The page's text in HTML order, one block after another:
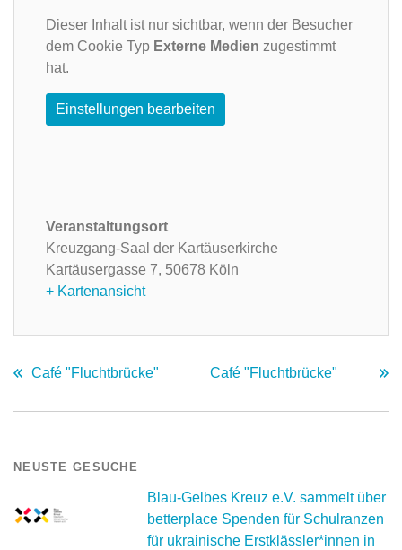
Dieser Inhalt ist nur sichtbar, wenn der Besucher
dem Cookie Typ Externe Medien zugestimmt
hat.
Einstellungen bearbeiten
Veranstaltungsort
Kreuzgang-Saal der Kartäuserkirche
Kartäusergasse 7, 50678 Köln
+ Kartenansicht
Café "Fluchtbrücke" Café "Fluchtbrücke"
NEUSTE GESUCHE
Blau-Gelbes Kreuz e.V. sammelt über
betterplace Spenden für Schulranzen
für ukrainische Erstklässler*innen in